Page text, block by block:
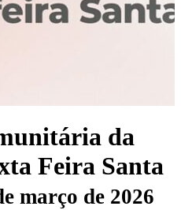
da
Feira Santa
março de 2026